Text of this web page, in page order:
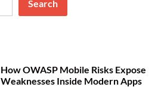
Search
How OWASP Mobile Risks Expose
Weaknesses Inside Modern Apps